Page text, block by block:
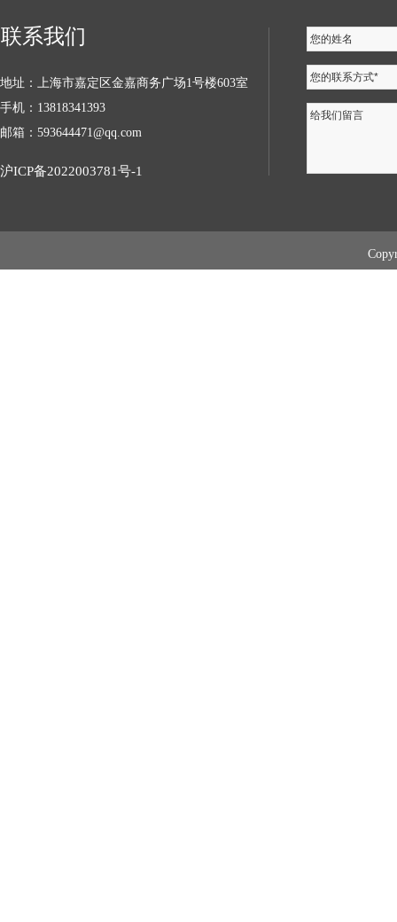
沪ICP备2022003781号-1
您的姓名
您的联系方式*
给我们留言
联系我们
地址：上海市嘉定区金嘉商务广场1号楼603室
手机：13818341393
邮箱：593644471@qq.com